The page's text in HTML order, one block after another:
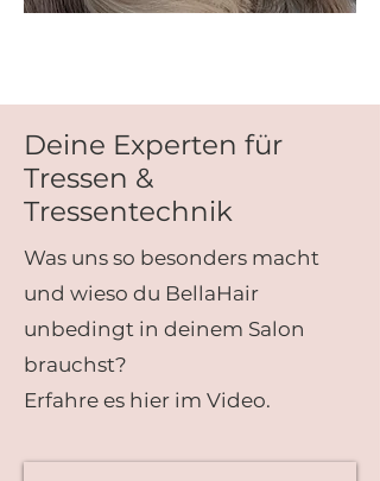
Deine Experten für
Tressen &
Tressentechnik
Was uns so besonders macht
und wieso du BellaHair
unbedingt in deinem Salon
brauchst?
Erfahre es hier im Video.